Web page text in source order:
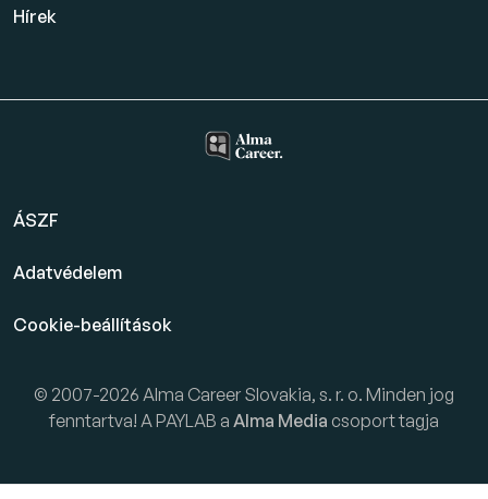
Hírek
ÁSZF
Adatvédelem
Cookie-beállítások
© 2007-2026 Alma Career Slovakia, s. r. o. Minden jog
fenntartva! A PAYLAB a Alma Media csoport tagja